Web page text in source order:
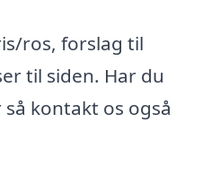
ros, forslag til
til siden. Har du
kontakt os også